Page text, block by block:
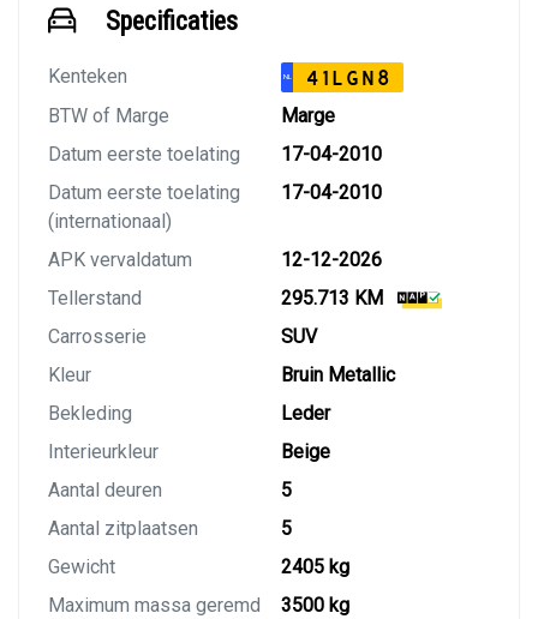
Specificaties
Kenteken NL 41LGN8
BTW of Marge
Marge
Datum eerste toelating
17-04-2010
Datum eerste toelating
(internationaal)
17-04-2010
APK vervaldatum
12-12-2026
Tellerstand
295.713 KM
Carrosserie
SUV
Kleur
Bruin Metallic
Bekleding
Leder
Interieurkleur
Beige
Aantal deuren
5
Aantal zitplaatsen
5
Gewicht
2405 kg
Maximum massa geremd
3500 kg